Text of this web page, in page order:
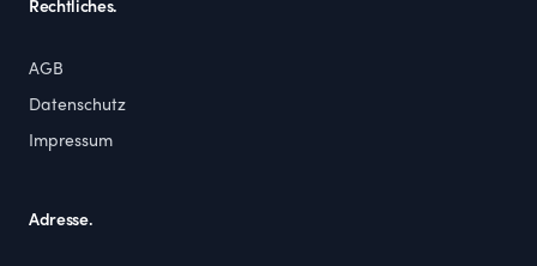
Rechtliches.
AGB
Datenschutz
Impressum
Adresse.